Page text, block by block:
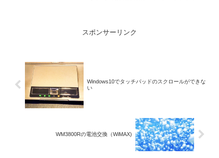
スポンサーリンク
Windows10でタッチパッドのスクロールができな
い
WM3800Rの電池交換（WiMAX)